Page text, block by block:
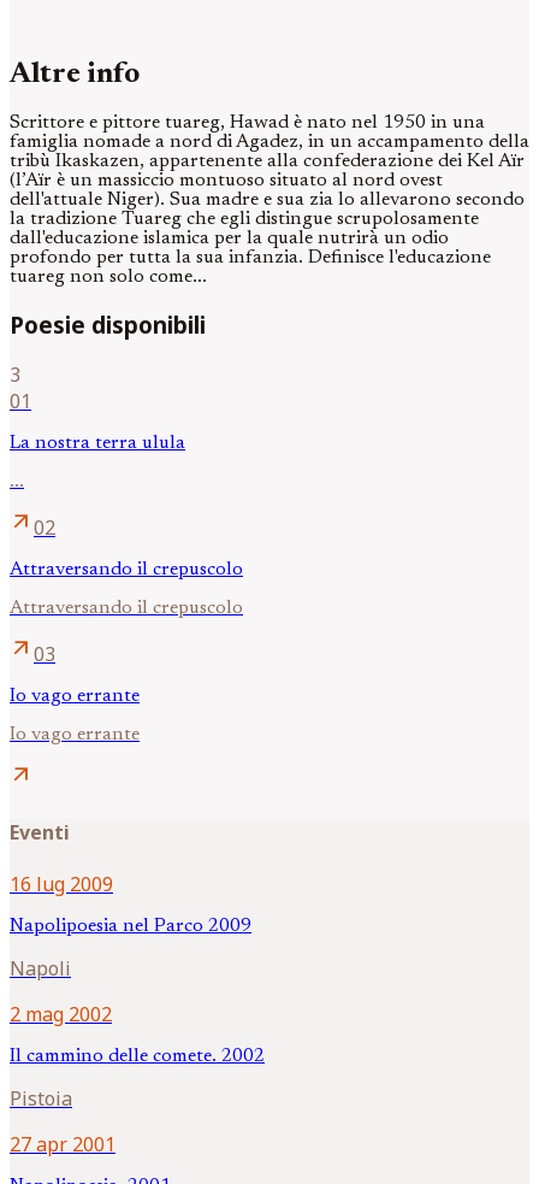
Altre info
Scrittore e pittore tuareg, Hawad è nato nel 1950 in una
famiglia nomade a nord di Agadez, in un accampamento della
tribù Ikaskazen, appartenente alla confederazione dei Kel Aïr
(l’Aïr è un massiccio montuoso situato al nord ovest
dell'attuale Niger). Sua madre e sua zia lo allevarono secondo
la tradizione Tuareg che egli distingue scrupolosamente
dall'educazione islamica per la quale nutrirà un odio
profondo per tutta la sua infanzia. Definisce l'educazione
tuareg non solo come...
Poesie disponibili
3
01
La nostra terra ulula
...
arrow_outward 02
Attraversando il crepuscolo
Attraversando il crepuscolo
arrow_outward 03
Io vago errante
Io vago errante
arrow_outward
Eventi
16 lug 2009
Napolipoesia nel Parco 2009
Napoli
2 mag 2002
Il cammino delle comete. 2002
Pistoia
27 apr 2001